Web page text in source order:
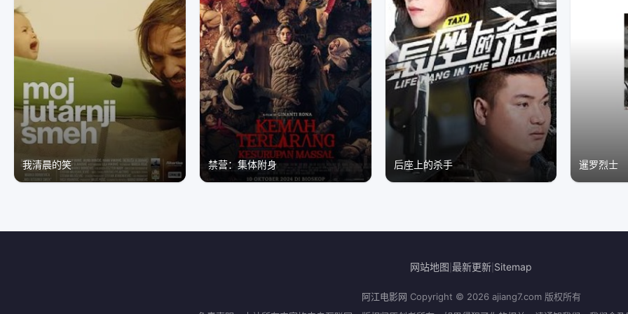
我清晨的笑 禁营：集体附身 后座上的杀手 暹罗烈士
网站地图 最新更新 Sitemap
阿江电影网 Copyright © 2026 ajiang7.com 版权所有